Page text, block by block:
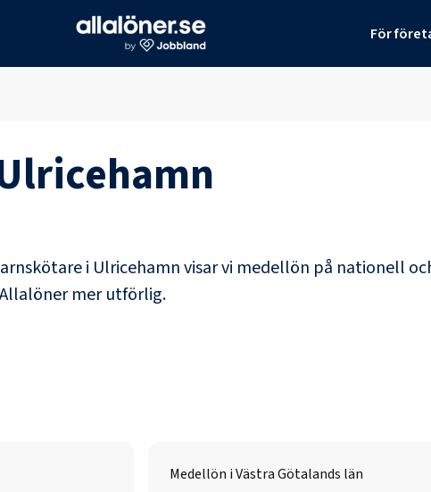
För
i Ulricehamnvisar vi medellön på nationell
mer utförlig.
Medellön i Västra Götalands län